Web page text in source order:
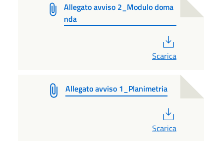
Allegato avviso 2_Modulo doma
nda
Scarica
Allegato avviso 1_Planimetria
Scarica